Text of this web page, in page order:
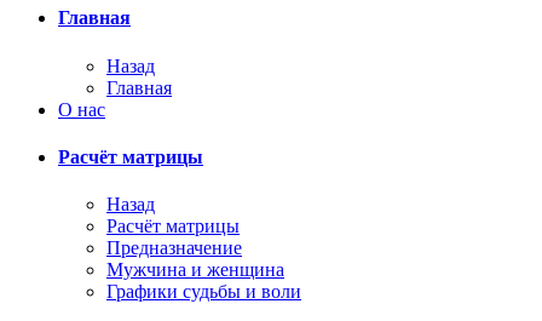
Главная
Назад
Главная
О нас
Расчёт матрицы
Назад
Расчёт матрицы
Предназначение
Мужчина и женщина
Графики судьбы и воли